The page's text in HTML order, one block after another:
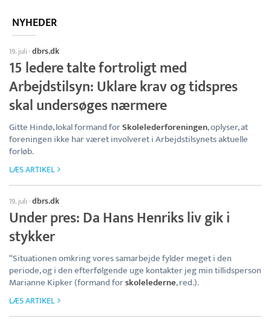
NYHEDER
19. juli ·dbrs.dk
15 ledere talte fortroligt med
Arbejdstilsyn: Uklare krav og tidspres
skal undersøges nærmere
Gitte Hindø, lokal formand forSkolelederforeningen, oplyser, at
foreningen ikke har været involveret i Arbejdstilsynets aktuelle
forløb.
LÆS ARTIKEL
19. juli ·dbrs.dk
Under pres: Da Hans Henriks liv gik i
stykker
“Situationen omkring vores samarbejde fylder meget i den
periode, og i den efterfølgende uge kontakter jeg min tillidsperson
Marianne Kipker (formand forskolelederne, red.).
LÆS ARTIKEL